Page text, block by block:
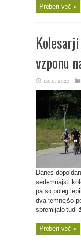
Preberi več »
vzponu
18. 6. 2022
Danes
sedemnajsti
pa so poleg
dva temnejšo
spremljalo tudi
Preberi več »